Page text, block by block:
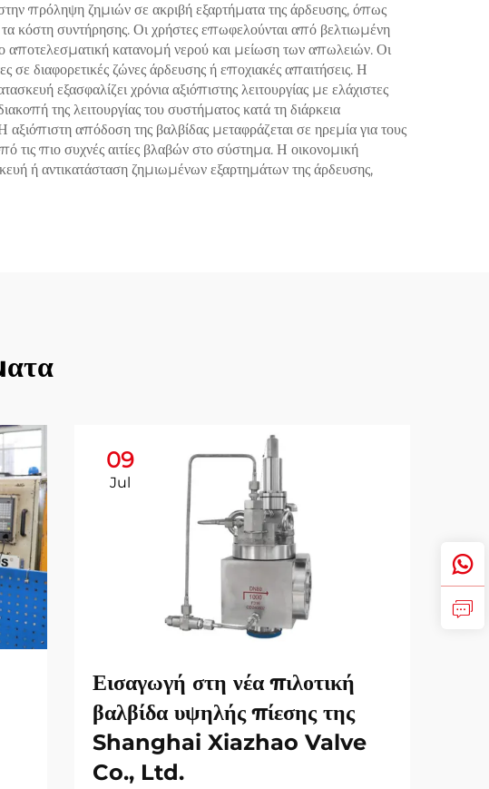
πρόληψη ζημιών σε ακριβή εξαρτήματα της άρδευσης, όπως
τα κόστη συντήρησης. Οι χρήστες επωφελούνται από βελτιωμένη
αποτελεσματική κατανομή νερού και μείωση των απωλειών. Οι
σε διαφορετικές ζώνες άρδευσης ή εποχιακές απαιτήσεις. Η
εξασφαλίζει χρόνια αξιόπιστης λειτουργίας με ελάχιστες
της λειτουργίας του συστήματος κατά τη διάρκεια
απόδοση της βαλβίδας μεταφράζεται σε ηρεμία για τους
τις πιο συχνές αιτίες βλαβών στο σύστημα. Η οικονομική
ή αντικατάσταση ζημιωμένων εξαρτημάτων της άρδευσης,
09
Jul
Εισαγωγή στη νέα πιλοτική
βαλβίδα υψηλής πίεσης της
Shanghai Xiazhao Valve
Co., Ltd.